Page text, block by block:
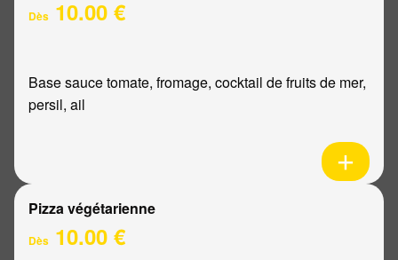
Dès 10.00 €
Base sauce tomate, fromage, cocktail de fruits de mer,
persil, ail
Pizza végétarienne
Dès 10.00 €